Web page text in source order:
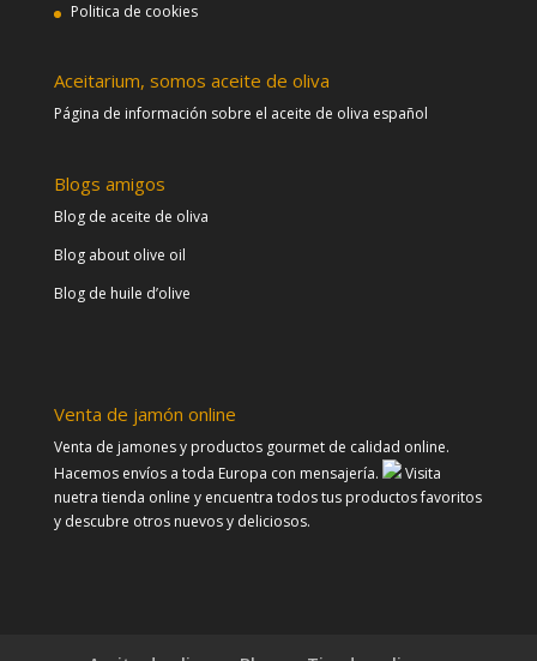
Politica de cookies
Aceitarium, somos aceite de oliva
Página de información sobre el aceite de oliva español
Blogs amigos
Blog de aceite de oliva
Blog about olive oil
Blog de huile d’olive
Venta de jamón online
Venta de jamones y productos gourmet de calidad online.
Hacemos envíos a toda Europa con mensajería.
Visita
nuetra tienda online y encuentra todos tus productos favoritos
y descubre otros nuevos y deliciosos.